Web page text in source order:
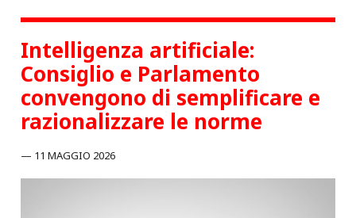
Intelligenza artificiale:
Consiglio e Parlamento
convengono di semplificare e
razionalizzare le norme
11 MAGGIO 2026